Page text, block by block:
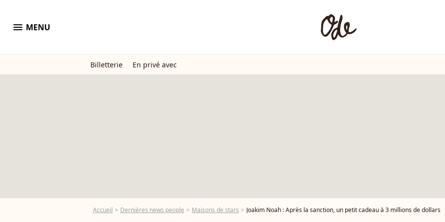
menu MENU
Billetterie En privé avec
Accueil Dernières news people Maisons de stars Joakim Noah : Après la sanction, un petit cadeau à 3 millions de dollars